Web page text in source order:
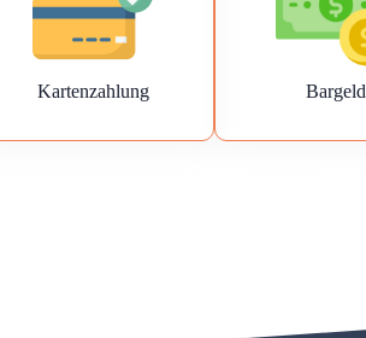
Kartenzahlung Bargeld